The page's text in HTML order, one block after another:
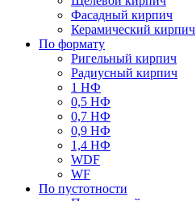
Фасадный кирпич
Керамический кирпич
По формату
Ригельный кирпич
Радиусный кирпич
1 НФ
0,5 НФ
0,7 НФ
0,9 НФ
1,4 НФ
WDF
WF
По пустотности